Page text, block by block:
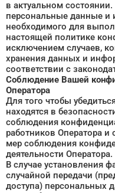
в актуальном
персональные данные и
необходимого для
настоящей политике
исключением случаев,
хранения данных и
соответствии с
Соблюдение Вашей
Оператора
Для того чтобы
находятся в
соблюдения
работников Оператора
мер соблюдения
деятельности Оператора.
В случае установления
случайной передачи
доступа) персональных